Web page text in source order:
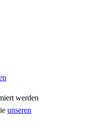
werden
unseren